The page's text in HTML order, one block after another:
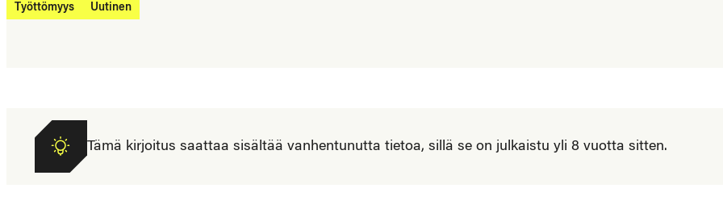
Työttömyys Uutinen
Tämä kirjoitus saattaa sisältää vanhentunutta tietoa, sillä se on julkaistu yli 8 vuotta sitten.